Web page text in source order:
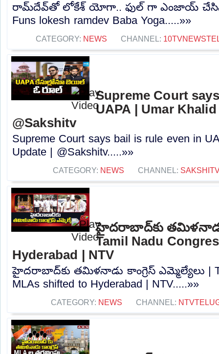
రామ్‌దేవ్‌తో లోకేశ్ యోగా.. ఫుల్ గా ఎంజాయ్ చేసిన
Funs lokesh ramdev Baba Yoga.....»»
CATEGORY: NEWS CHANNEL:
Supreme Court
UAPA | Umar
@Sakshitv
Supreme Court says bail is rule even in
Update | @Sakshitv.....»»
CATEGORY: NEWS CHANNEL:
హైదరాబాద్‌కు తమిళనాడు
Tamil Nadu
Hyderabad | NTV
హైదరాబాద్‌కు తమిళనాడు కాంగ్రెస్ ఎమ్మెల్యేలు |
MLAs shifted to Hyderabad | NTV.....»»
CATEGORY: NEWS CHANNEL: